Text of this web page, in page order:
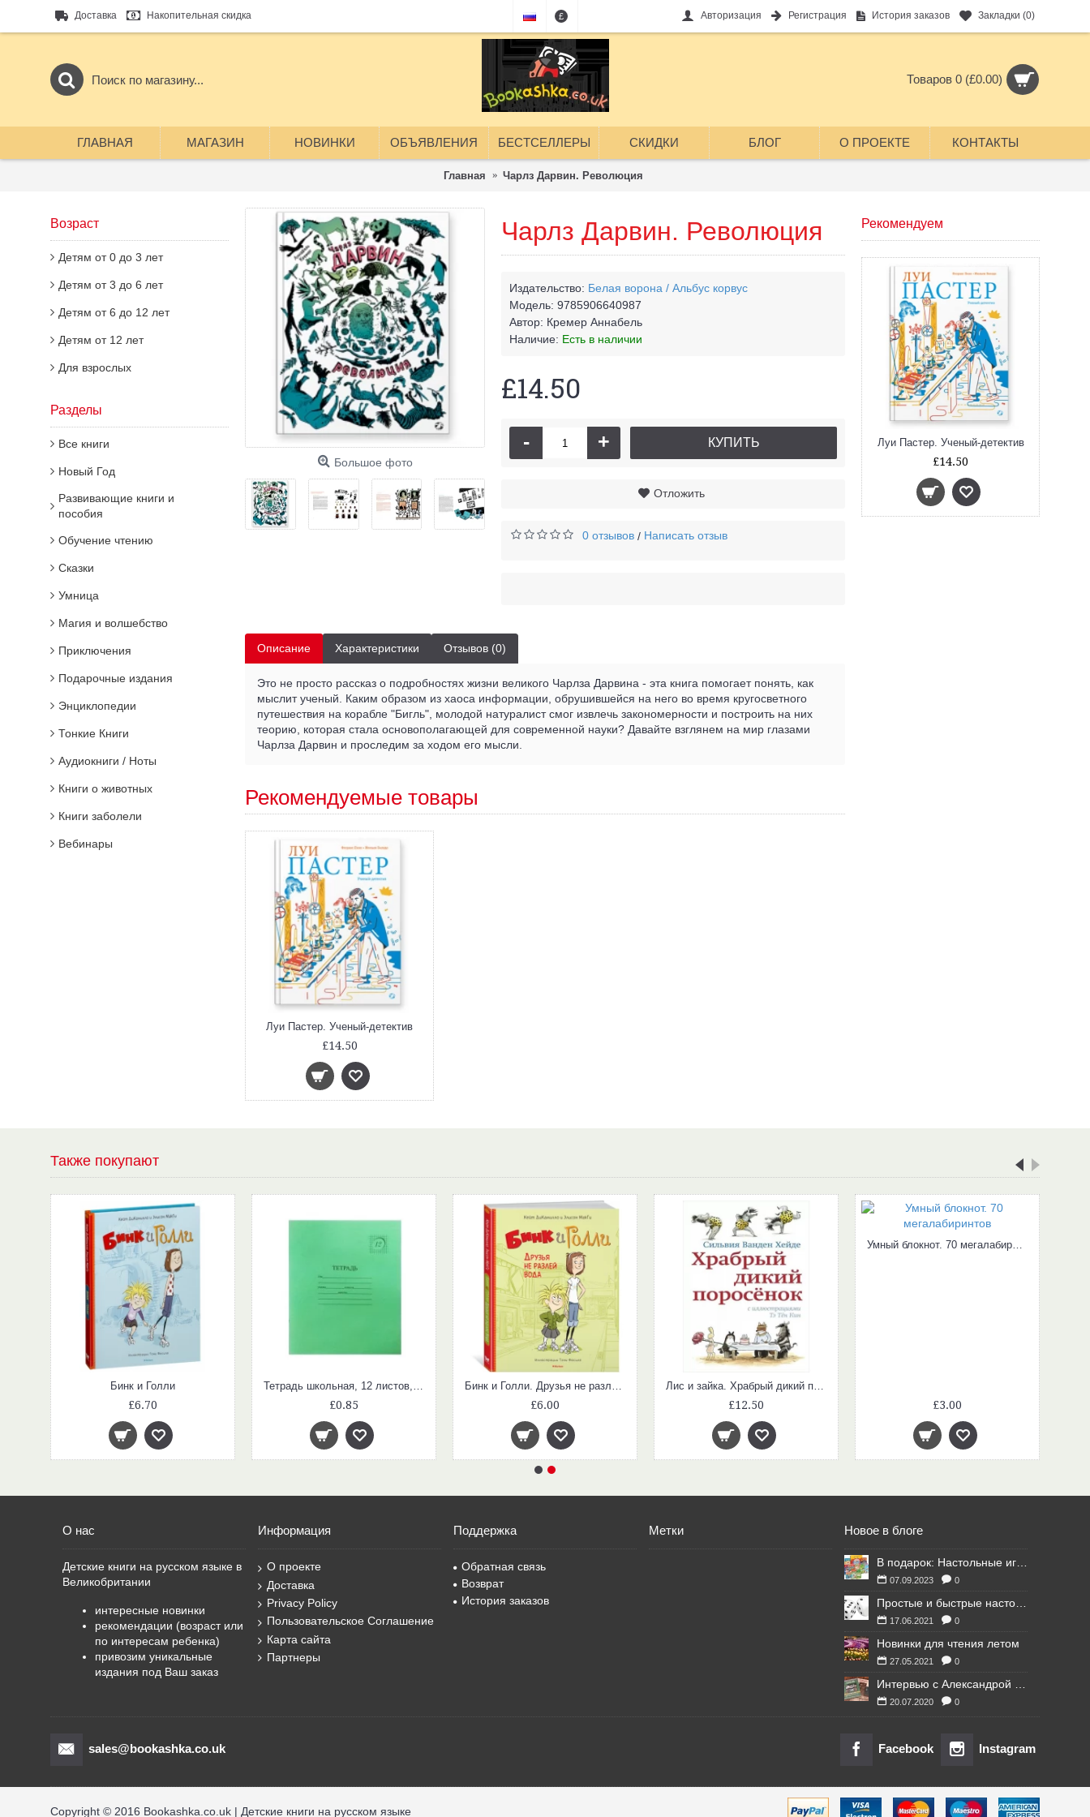
Доставка Накопительная скидка £ Авторизация Регистрация История заказов Закладки (0)
Товаров 0 (£0.00)
ГЛАВНАЯ МАГАЗИН НОВИНКИ ОБЪЯВЛЕНИЯ БЕСТСЕЛЛЕРЫ СКИДКИ БЛОГ О ПРОЕКТЕ КОНТАКТЫ
Главная Чарлз Дарвин. Революция
Возраст
Детям от 0 до 3 лет
Детям от 3 до 6 лет
Детям от 6 до 12 лет
Детям от 12 лет
Для взрослых
Разделы
Все книги
Новый Год
Развивающие книги и
пособия
Обучение чтению
Сказки
Умница
Магия и волшебство
Приключения
Подарочные издания
Энциклопедии
Тонкие Книги
Аудиокниги / Ноты
Книги о животных
Книги заболели
Вебинары
Рекомендуем
Луи Пастер. Ученый-детектив
£14.50
Большое фото
Чарлз Дарвин. Революция
Издательство: Белая ворона / Альбус корвус
Модель: 9785906640987
Автор: Кремер Аннабель
Наличие: Есть в наличии
£14.50
- + КУПИТЬ
Отложить
0 отзывов / Написать отзыв
Описание Характеристики Отзывов (0)
Это не просто рассказ о подробностях жизни великого Чарлза Дарвина - эта книга помогает понять, как
мыслит ученый. Каким образом из хаоса информации, обрушившейся на него во время кругосветного
путешествия на корабле "Бигль", молодой натуралист смог извлечь закономерности и построить на них
теорию, которая стала основополагающей для современной науки? Давайте взглянем на мир глазами
Чарлза Дарвин и проследим за ходом его мысли.
Рекомендуемые товары
Луи Пастер. Ученый-детектив
£14.50
Также покупают
Бинк и Голли
£6.70
Тетрадь школьная, 12 листов, косая линия (зеленая)
£0.85
Бинк и Голли. Друзья не разлей вода
£6.00
Лис и зайка. Храбрый дикий поросёнок. Ч.6
£12.50
Умный блокнот. 70 мегалабиринтов
£3.00
О нас
Детские книги на русском языке в
Великобритании
интересные новинки
рекомендации (возраст или
по интересам ребенка)
привозим уникальные
издания под Ваш заказ
Информация
О проекте
Доставка
Privacy Policy
Пользовательское Соглашение
Карта сайта
Партнеры
Поддержка
Обратная связь
Возврат
История заказов
Метки Новое в блоге
В подарок: Настольные игры для Ваших британских друзей
07.09.2023 0
Простые и быстрые настольные игры
17.06.2021 0
Новинки для чтения летом
27.05.2021 0
Интервью с Александрой Литвиной
20.07.2020 0
sales@bookashka.co.uk Facebook Instagram
Copyright © 2016 Bookashka.co.uk | Детские книги на русском языке